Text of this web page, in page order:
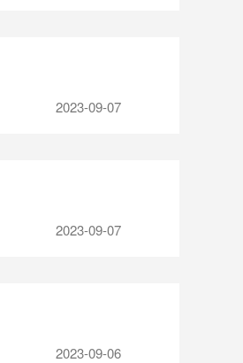
2023-09-07
2023-09-07
2023-09-06